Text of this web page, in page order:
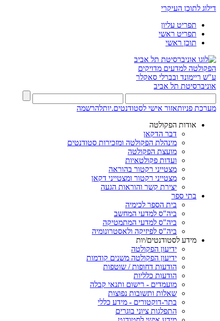
דילוג לתוכן העיקרי
תפריט עליון
תפריט ראשי
תוכן ראשי
הפקולטה למדעים מדויקים
ע"ש ריימונד ובברלי סאקלר
אוניברסיטת תל אביב
מערכת פניותאזור אישי לסטודנטים.יותלהרשמה
אודות הפקולטה
דבר הדקאן
מינהלת הפקולטה ומזכירות סטודנטים
מועצת הפקולטה
ועדות פקולטאיות
מצטייני רקטור בהוראה
מצטייני רקטור ומצטייני דקאן
יצירת קשר והוראות הגעה
בתי ספר
בית הספר לכימיה
ביה"ס למדעי המחשב
ביה"ס למדעי המתמטיקה
ביה"ס לפיזיקה ולאסטרונומיה
מידע לסטודנטים/יות
ידיעון הפקולטה
ידיעון הפקולטה משנים קודמות
הודעות דחופות / שוטפות
הודעות כלליות
מועמדים - רישום ותנאי קבלה
שאלות ותשובות נפוצות
בתר-דוקטורים - מידע כללי
התפלגות ציוני בוגרים